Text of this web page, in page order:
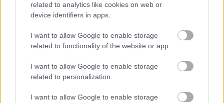
related to analytics like cookies on web or
device identifiers in apps.
I want to allow Google to enable storage
related to functionality of the website or app.
I want to allow Google to enable storage
related to personalization.
I want to allow Google to enable storage
, 12 Ιουλίου 2018 || Αγορές